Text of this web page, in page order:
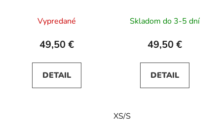
Vypredané
49,50 €
DETAIL
Skladom do 3-5 dní
49,50 €
DETAIL
XS/S